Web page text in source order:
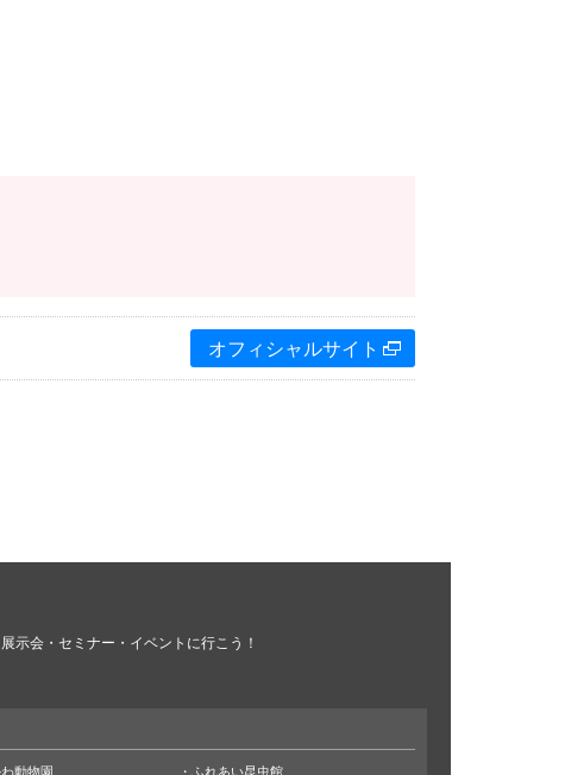
オフィシャルサイト
展示会・セミナー・イベントに行こう！
動物園 ふれあい昆虫館